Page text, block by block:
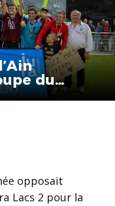
du
opposait
Lacs 2 pour la